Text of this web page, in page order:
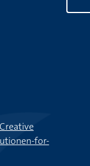
Creative
for-